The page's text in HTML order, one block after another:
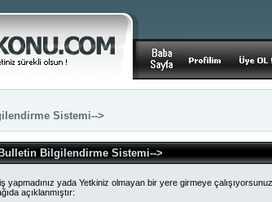
Sistemi-->
Bilgilendirme Sistemi-->
yapmadınız yada Yetkiniz olmayan bir yere girmeye
açıklanmıştır: